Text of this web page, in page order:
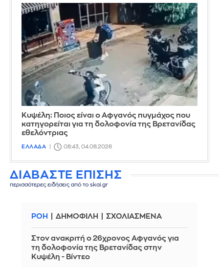
Κυψέλη: Ποιος είναι ο Αφγανός πυγμάχος που
κατηγορείται για τη δολοφονία της Βρετανίδας
εθελόντριας
ΕΛΛΑΔΑ 08:43, 04.08.2026
ΔΙΑΒΑΣΤΕ ΕΠΙΣΗΣ
περισσότερες ειδήσεις από το skai.gr
ΡΟΗ ΔΗΜΟΦΙΛΗ ΣΧΟΛΙΑΣΜΕΝΑ
Στον ανακριτή ο 26χρονος Αφγανός για
τη δολοφονία της Βρετανίδας στην
Κυψέλη - Βίντεο